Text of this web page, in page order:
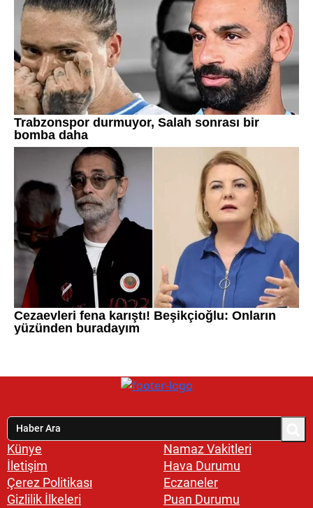
Künye
İletişim
Çerez Politikası
Gizlilik İlkeleri
Namaz Vakitleri
Hava Durumu
Eczaneler
Puan Durumu